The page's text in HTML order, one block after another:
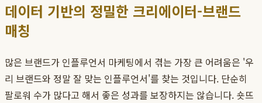
데이터 기반의 정밀한 크리에이터-브랜드
매칭
많은 브랜드가 인플루언서 마케팅에서 겪는 가장 큰 어려움은 '우
리 브랜드와 정말 잘 맞는 인플루언서'를 찾는 것입니다. 단순히
팔로워 수가 많다고 해서 좋은 성과를 보장하지는 않습니다. 숏뜨